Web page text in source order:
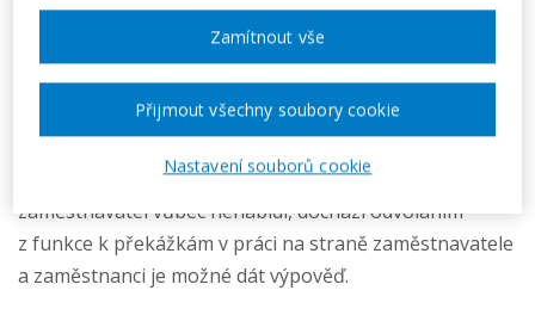
odvolat zaměstnance musí být sjednána v pracovní
smlouvě a odvoláním pracovní poměr sám o sobě
nezaniká. Zaměstnavatel je povinen zaměstnanci
nabídnout nové pracovní zařazení odpovídající jeho
nabízené pracovní zařazení nepřijal nebo pokud mu jej
zaměstnavatel vůbec nenabídl, dochází odvoláním
z funkce k překážkám v práci na straně zaměstnavatele
a zaměstnanci je možné dát výpověď.
Nastavení souborů cookie
Zamítnout vše
Přijmout všechny soubory cookie